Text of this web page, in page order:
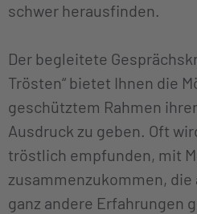
schwer herausfinden.
Der begleitete
Trösten“ bietet Ihnen die
geschütztem Rahmen
Ausdruck zu geben. Oft
tröstlich empfunden, mit
zusammenzukommen, die
ganz andere Erfahrungen